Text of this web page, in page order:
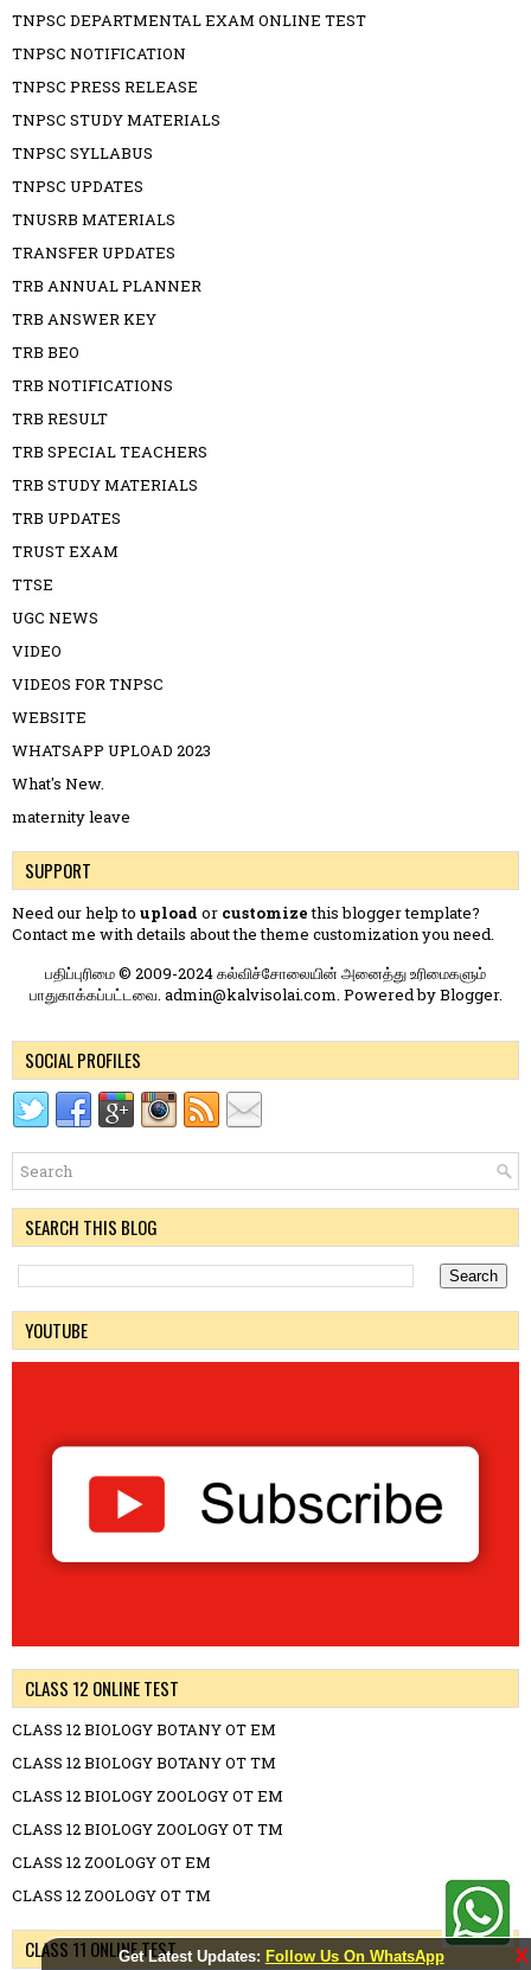
Get Latest Updates: Follow Us On WhatsApp X
TNPSC DEPARTMENTAL EXAM ONLINE TEST
TNPSC NOTIFICATION
TNPSC PRESS RELEASE
TNPSC STUDY MATERIALS
TNPSC SYLLABUS
TNPSC UPDATES
TNUSRB MATERIALS
TRANSFER UPDATES
TRB ANNUAL PLANNER
TRB ANSWER KEY
TRB BEO
TRB NOTIFICATIONS
TRB RESULT
TRB SPECIAL TEACHERS
TRB STUDY MATERIALS
TRB UPDATES
TRUST EXAM
TTSE
UGC NEWS
VIDEO
VIDEOS FOR TNPSC
WEBSITE
WHATSAPP UPLOAD 2023
What's New.
maternity leave
SUPPORT
Need our help to upload or customizethis blogger template?
Contact me with details about the theme customization you need.
பதிப்புரிமை © 2009-2024 கல்விச்சோலையின் அனைத்து உரிமைகளும்
பாதுகாக்கப்பட்டவை. admin@kalvisolai.com. Powered byBlogger.
SOCIAL PROFILES
SEARCH THIS BLOG
YOUTUBE
CLASS 12 ONLINE TEST
CLASS 12 BIOLOGY BOTANY OT EM
CLASS 12 BIOLOGY BOTANY OT TM
CLASS 12 BIOLOGY ZOOLOGY OT EM
CLASS 12 BIOLOGY ZOOLOGY OT TM
CLASS 12 ZOOLOGY OT EM
CLASS 12 ZOOLOGY OT TM
CLASS 11 ONLINE TEST